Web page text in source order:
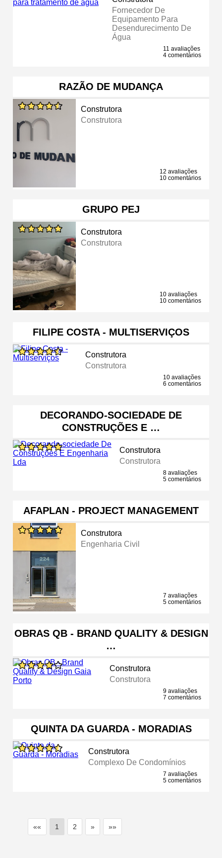
Fornecedor De
Equipamento Para
Desendurecimento De
Água
11 avaliações
4 comentários
RAZÃO DE MUDANÇA
Construtora
Construtora
12 avaliações
10 comentários
GRUPO PEJ
Construtora
Construtora
10 avaliações
10 comentários
FILIPE COSTA - MULTISERVIÇOS
Construtora
Construtora
10 avaliações
6 comentários
DECORANDO-SOCIEDADE DE
CONSTRUÇÕES E …
Construtora
Construtora
8 avaliações
5 comentários
AFAPLAN - PROJECT MANAGEMENT
Construtora
Engenharia Civil
7 avaliações
5 comentários
OBRAS QB - BRAND QUALITY & DESIGN
…
Construtora
Construtora
9 avaliações
7 comentários
QUINTA DA GUARDA - MORADIAS
Construtora
Complexo De Condomínios
7 avaliações
5 comentários
«« 1 2 » »»